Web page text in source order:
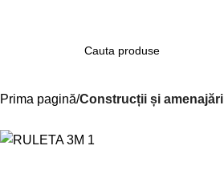
Prima pagină Construcții și amenajări